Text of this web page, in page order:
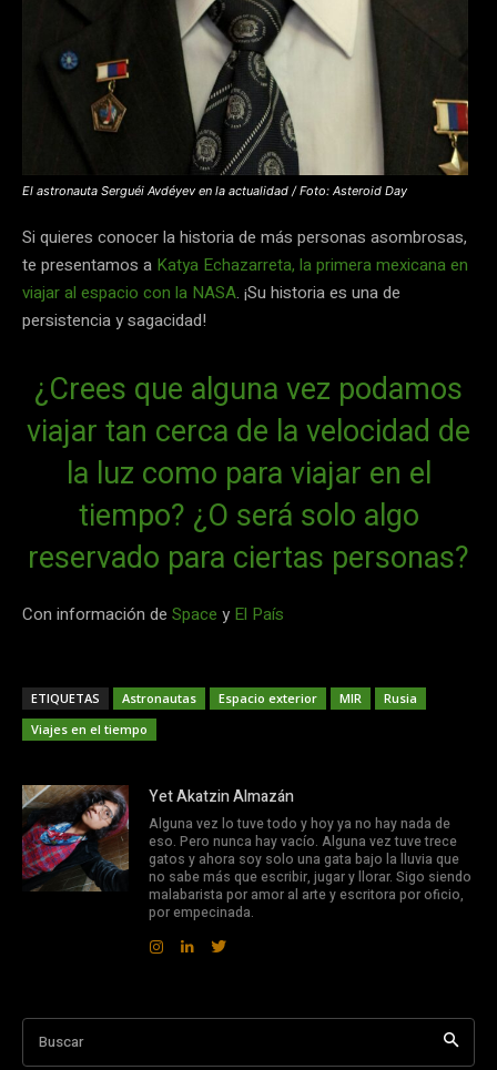
El astronauta Serguéi Avdéyev en la actualidad / Foto: Asteroid Day
Si quieres conocer la historia de más personas asombrosas,
te presentamos a Katya Echazarreta, la primera mexicana en
viajar al espacio con la NASA. ¡Su historia es una de
persistencia y sagacidad!
¿Crees que alguna vez podamos
viajar tan cerca de la velocidad de
la luz como para viajar en el
tiempo? ¿O será solo algo
reservado para ciertas personas?
Con información de Space y El País
ETIQUETAS Astronautas Espacio exterior MIR
Rusia
Viajes en el tiempo
Yet Akatzin Almazán
Alguna vez lo tuve todo y hoy ya no hay nada de
eso. Pero nunca hay vacío. Alguna vez tuve trece
gatos y ahora soy solo una gata bajo la lluvia que
no sabe más que escribir, jugar y llorar. Sigo siendo
malabarista por amor al arte y escritora por oficio,
por empecinada.
Buscar